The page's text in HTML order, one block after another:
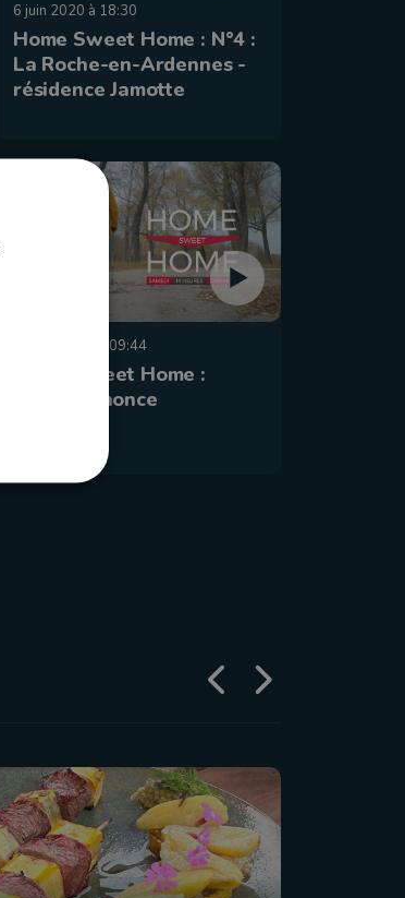
6 juin 2020 à 18:30
Home Sweet Home : N°4 :
La Roche-en-Ardennes -
résidence Jamotte
11 mai 2020 à 09:44
Home Sweet Home :
bande annonce